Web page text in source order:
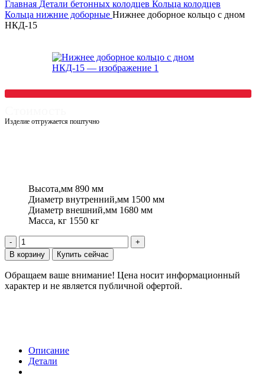
Главная Детали бетонных колодцев Кольца колодцев
Кольца нижние доборные Нижнее доборное кольцо с дном
НКД-15
Изделие отгружается поштучно
Высота,мм 890 мм
Диаметр внутренний,мм 1500 мм
Диаметр внешний,мм 1680 мм
Масса, кг 1550 кг
Количество
товара
Нижнее
доборное
кольцо
В корзину Купить сейчас
Обращаем ваше внимание! Цена носит информационный
характер и не является публичной офертой.
Описание
Детали